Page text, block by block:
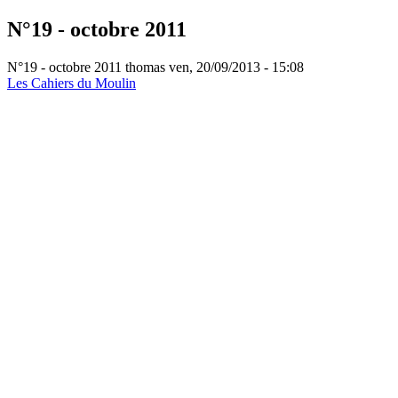
N°19 - octobre 2011
N°19 - octobre 2011 thomas ven, 20/09/2013 - 15:08
Les Cahiers du Moulin